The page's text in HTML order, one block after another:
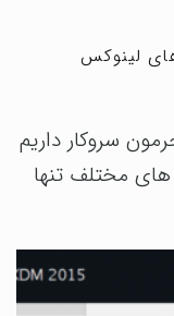
لینوکس
سروکار داریم
مختلف تنها